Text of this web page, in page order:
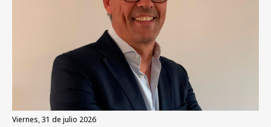
viernes, 31 de julio 2026